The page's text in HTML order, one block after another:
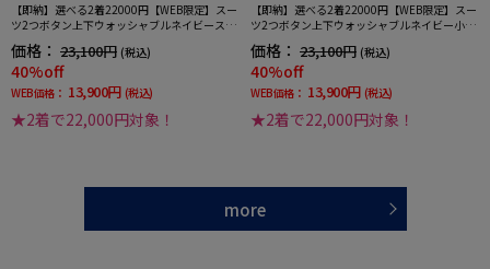
【即納】選べる2着22000円【WEB限定】スー
ツ2つボタン上下ウォッシャブルネイビースト
ライプ3シーズン対応
価格： 23,100円 (税込)
40%off
WEB価格： 13,900円 (税込)
★2着で22,000円対象！
【即納】選べる2着22000円【WEB限定】スー
ツ2つボタン上下ウォッシャブルネイビー小柄
3シーズン対応
価格： 23,100円 (税込)
40%off
WEB価格： 13,900円 (税込)
★2着で22,000円対象！
more